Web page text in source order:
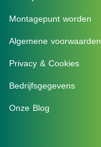
Montagepunt worden
Algemene voorwaarden
Privacy & Cookies
Bedrijfsgegevens
Onze Blog